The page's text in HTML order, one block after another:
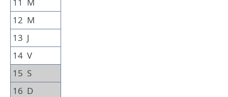
12 M
13 J
14 V
15 S
16 D